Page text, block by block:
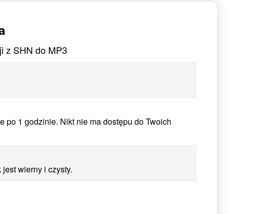
z SHN do MP3
1 godzinie. Nikt nie ma dostępu do Twoich
wierny i czysty.